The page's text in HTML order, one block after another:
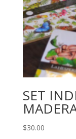
SET
$30.00